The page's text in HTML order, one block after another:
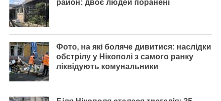
район: двоє людей поранені
Фото, на які боляче дивитися: наслідки
обстрілу у Нікополі з самого ранку
ліквідують комунальники